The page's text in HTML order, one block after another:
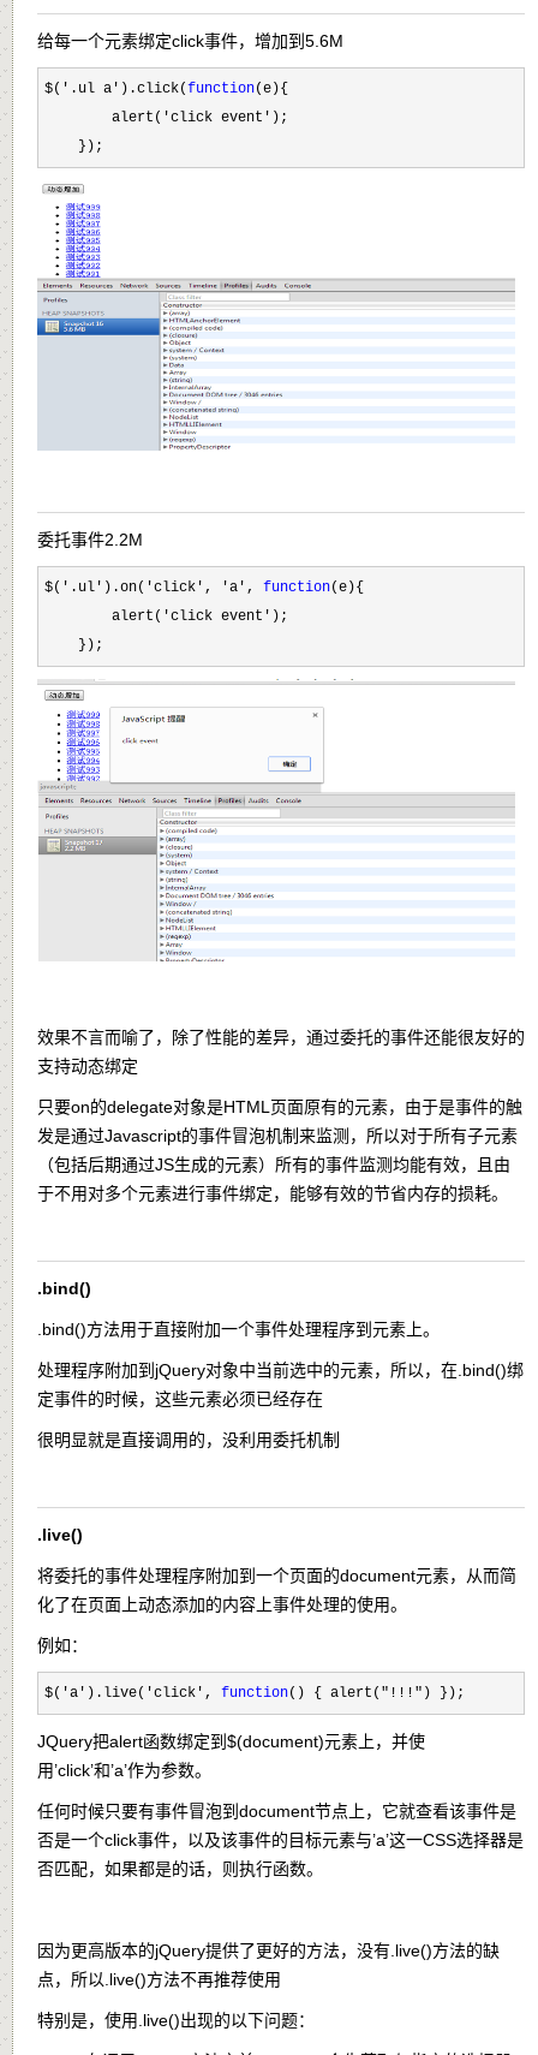
给每一个元素绑定click事件，增加到5.6M
$('.ul a').click(function(e){
        alert(
'click event' );
    });
委托事件2.2M
$('.ul').on('click', 'a', function(e){
        alert(
'click event' );
    });
效果不言而喻了，除了性能的差异，通过委托的事件还能很友好的
支持动态绑定
只要on的delegate对象是HTML页面原有的元素，由于是事件的触
发是通过Javascript的事件冒泡机制来监测，所以对于所有子元素
（包括后期通过JS生成的元素）所有的事件监测均能有效，且由
于不用对多个元素进行事件绑定，能够有效的节省内存的损耗。
.bind()
.bind()方法用于直接附加一个事件处理程序到元素上。
处理程序附加到jQuery对象中当前选中的元素，所以，在 .bind()绑
定事件的时候，这些元素必须已经存在
很明显就是直接调用的，没利用委托机制
.live()
将委托的事件处理程序附加到一个页面的document元素，从而简
化了在页面上动态添加的内容上事件处理的使用。
例如：
$('a').live('click', function() { alert("!!!") });
JQuery把alert函数绑定到$(document)元素上，并使
用’click’和’a’作为参数。
任何时候只要有事件冒泡到document节点上，它就查看该事件是
否是一个click事件，以及该事件的目标元素与’a’这一CSS选择器是
否匹配，如果都是的话，则执行函数。
因为更高版本的jQuery提供了更好的方法，没有 .live()方法的缺
点，所以 .live()方法不再推荐使用
特别是，使用 .live()出现的以下问题：